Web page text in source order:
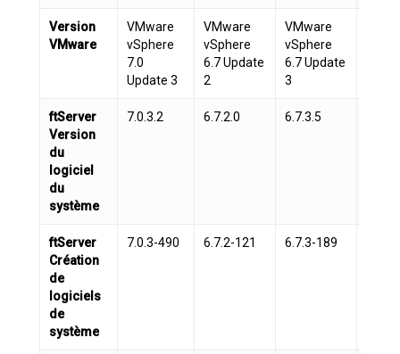
Version
VMware
VMware
vSphere
7.0
Update 3
VMware
vSphere
6.7 Update
2
VMware
vSphere
6.7 Update
3
ftServer
Version
du
logiciel
du
système
7.0.3.2 6.7.2.0 6.7.3.5
ftServer
Création
de
logiciels
de
système
7.0.3-490 6.7.2-121 6.7.3-189